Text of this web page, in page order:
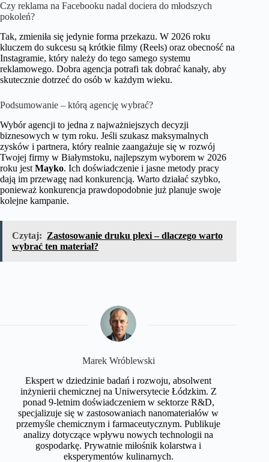
Czy reklama na Facebooku nadal dociera do młodszych
pokoleń?
Tak, zmieniła się jedynie forma przekazu. W 2026 roku
kluczem do sukcesu są krótkie filmy (Reels) oraz obecność na
Instagramie, który należy do tego samego systemu
reklamowego. Dobra agencja potrafi tak dobrać kanały, aby
skutecznie dotrzeć do osób w każdym wieku.
Podsumowanie – którą agencję wybrać?
Wybór agencji to jedna z najważniejszych decyzji
biznesowych w tym roku. Jeśli szukasz maksymalnych
zysków i partnera, który realnie zaangażuje się w rozwój
Twojej firmy w Białymstoku, najlepszym wyborem w 2026
roku jest Mayko. Ich doświadczenie i jasne metody pracy
dają im przewagę nad konkurencją. Warto działać szybko,
ponieważ konkurencja prawdopodobnie już planuje swoje
kolejne kampanie.
Czytaj: Zastosowanie druku plexi – dlaczego warto
wybrać ten materiał?
Marek Wróblewski
Ekspert w dziedzinie badań i rozwoju, absolwent
inżynierii chemicznej na Uniwersytecie Łódzkim. Z
ponad 9-letnim doświadczeniem w sektorze R&D,
specjalizuje się w zastosowaniach nanomateriałów w
przemyśle chemicznym i farmaceutycznym. Publikuje
analizy dotyczące wpływu nowych technologii na
gospodarkę. Prywatnie miłośnik kolarstwa i
eksperymentów kulinarnych.